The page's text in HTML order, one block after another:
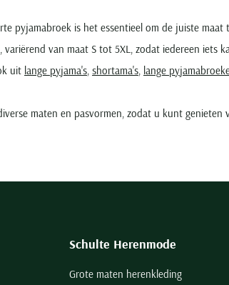
pyjamabroek is het essentieel om de juiste
van maat S tot 5XL, zodat iedereen
uit lange pyjama's, shortama's, lange
maten en pasvormen, zodat u kunt genieten
Schulte Herenmode
Grote maten herenkleding